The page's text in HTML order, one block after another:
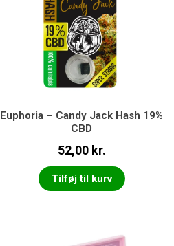
Euphoria – Candy Jack Hash 19%
CBD
52,00 kr.
Tilføj til kurv